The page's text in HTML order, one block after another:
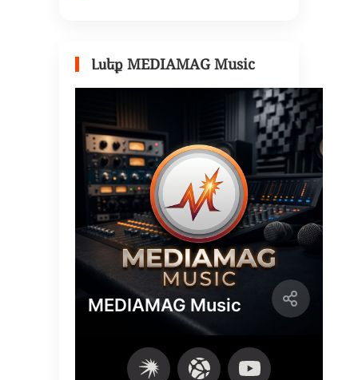
Լսեք MEDIAMAG Music